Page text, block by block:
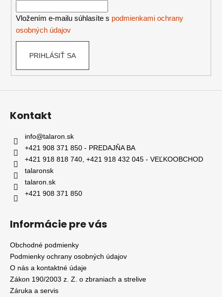
Vložením e-mailu súhlasíte s podmienkami ochrany
osobných údajov
PRIHLÁSIŤ SA
Kontakt
info@talaron.sk
+421 908 371 850 - PREDAJŇA BA
+421 918 818 740, +421 918 432 045 - VEĽKOOBCHOD
talaronsk
talaron.sk
+421 908 371 850
Informácie pre vás
Obchodné podmienky
Podmienky ochrany osobných údajov
O nás a kontaktné údaje
Zákon 190/2003 z. Z. o zbraniach a strelive
Záruka a servis